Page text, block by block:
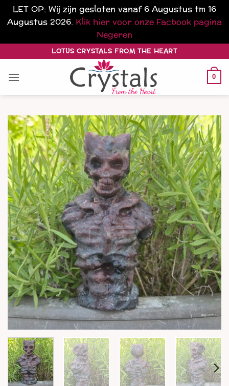
LET OP: Wij zijn gesloten vanaf 6 Augustus tm 16
Augustus 2026. Klik hier voor onze Facbook pagina
Negeren
naar
inhoud
LOTUS CRYSTALS FROM THE HEART
0